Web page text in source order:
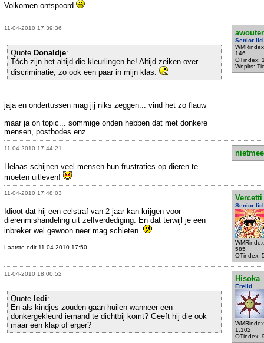
Volkomen ontspoord
11-04-2010 17:39:36
Senior lid
146
OTindex:
Wnplts:
Quote Donaldje:
Tóch zijn het altijd die kleurlingen he! Altijd zeiken over
discriminatie, zo ook een paar in mijn klas.
jaja en ondertussen mag jij niks zeggen... vind het zo flauw
maar ja on topic... sommige onden hebben dat met donkere
mensen, postbodes enz.
11-04-2010 17:44:21
Helaas schijnen veel mensen hun frustraties op dieren te
moeten uitleven!
11-04-2010 17:48:03
Vercetti
Senior lid
585
OTindex:
Idioot dat hij een celstraf van 2 jaar kan krijgen voor
dierenmishandeling uit zelfverdediging. En dat terwijl je een
inbreker wel gewoon neer mag schieten.
Laatste edit 11-04-2010 17:50
11-04-2010 18:00:52
Hisoka
Erelid
1.102
OTindex:
Quote ledi:
En als kindjes zouden gaan huilen wanneer een
donkergekleurd iemand te dichtbij komt? Geeft hij die ook
maar een klap of erger?